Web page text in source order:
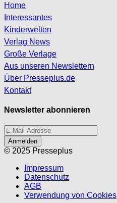
Home
Interessantes
Kinderwelten
Verlag News
Große Verlage
Aus unseren Newslettern
Über Presseplus.de
Kontakt
Newsletter abonnieren
Anmelden
© 2025 Presseplus
Impressum
Datenschutz
AGB
Verwendung von Cookies